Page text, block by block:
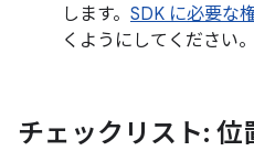
します。 SDK に必要な
くようにしてください。
チェックリスト: